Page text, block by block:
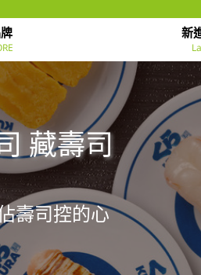
新
藏壽司
壽司控的心